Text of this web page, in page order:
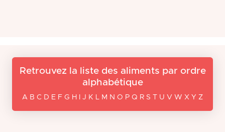
Retrouvez la liste des aliments par ordre
alphabétique
A B C D E F G H I J K L M N O P Q R S T U V W X Y Z